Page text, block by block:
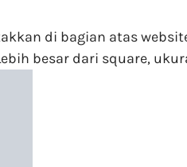
di bagian atas
besar dari square,